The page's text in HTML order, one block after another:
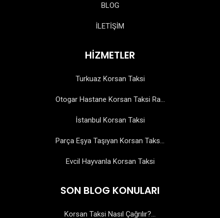
BLOG
İLETİŞİM
HİZMETLER
Turkuaz Korsan Taksi
Otogar Hastane Korsan Taksi Ra...
İstanbul Korsan Taksi
Parça Eşya Taşıyan Korsan Taks...
Evcil Hayvanla Korsan Taksi
SON BLOG KONULARI
Korsan Taksi Nasıl Çağrılır?...